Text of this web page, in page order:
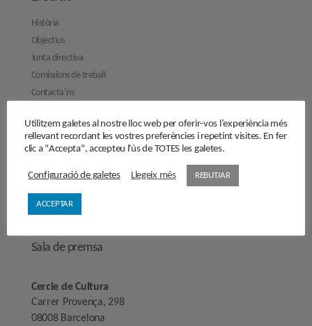
Història
Objectius
Junta directiva
Comissions de treball
Contacta’ns
Activitats
Reflexions
Manifestos
Entrevistes
Sala de premsa
Cercle de Cultura
Carrer Provença, 298
08008 Barcelona
Utilitzem galetes al nostre lloc web per oferir-vos l’experiència més
rellevant recordant les vostres preferències i repetint visites. En fer
clic a "Accepta", accepteu l'ús de TOTES les galetes.
Configuració de galetes Llegeix més REBUTJAR
ACCEPTAR